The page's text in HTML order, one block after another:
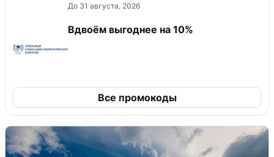
До 31 августа, 2026
Вдвоём выгоднее на 10%
Все промокоды